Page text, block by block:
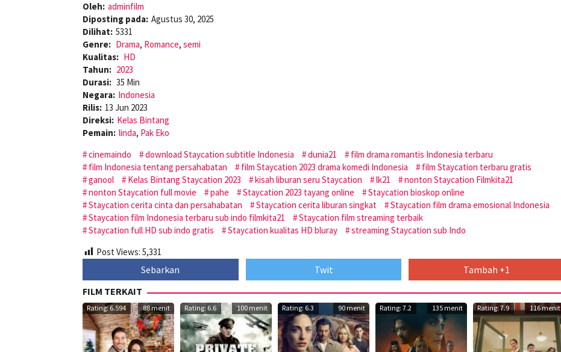
Oleh: adminfilm
Diposting pada: Agustus 30, 2025
Dilihat: 5331
Genre: Drama, Romance, semi
Kualitas: HD
Tahun: 2023
Durasi: 35 Min
Negara: Indonesia
Rilis: 13 Jun 2023
Direksi: Kelas Bintang
Pemain: linda, Pak Eko
cinemaindo
download Staycation subtitle Indonesia dunia21
film drama romantis Indonesia terbaru
film Indonesia tentang persahabatan
film Staycation 2023 drama komedi Indonesia
film Staycation terbaru gratis
ganool
Kelas Bintang Staycation 2023 kisah liburan seru Staycation lk21
nonton Staycation Filmkita21
nonton Staycation full movie
pahe Staycation 2023 tayang online
Staycation bioskop online
Staycation cerita cinta dan persahabatan
Staycation cerita liburan singkat
Staycation film drama emosional Indonesia
Staycation film Indonesia terbaru sub indo filmkita21
Staycation film streaming terbaik
Staycation full HD sub indo gratis
Staycation kualitas HD bluray
streaming Staycation sub Indo
Post Views: 5,331
Sebarkan Twit
Tambah +1
FILM TERKAIT
Rating: 6.594 88 menit Rating: 6.6 100 menit Rating: 6.3 90 menit Rating: 7.2 135 menit Rating: 7.9 116 menit